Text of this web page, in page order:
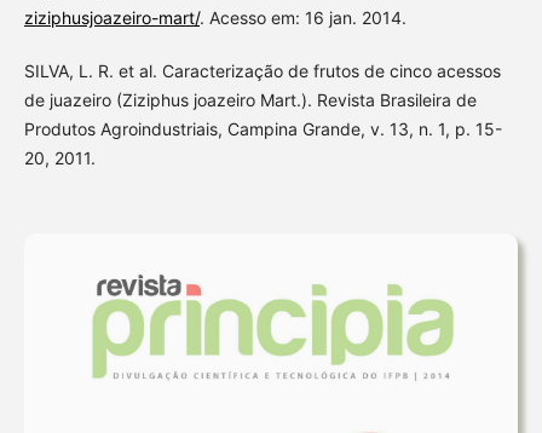
ziziphusjoazeiro-mart/. Acesso em: 16 jan. 2014.
SILVA, L. R. et al. Caracterização de frutos de cinco acessos
de juazeiro (Ziziphus joazeiro Mart.). Revista Brasileira de
Produtos Agroindustriais, Campina Grande, v. 13, n. 1, p. 15-
20, 2011.